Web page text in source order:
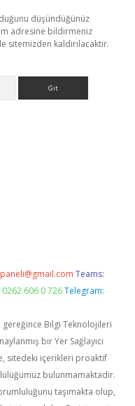
düşündüğünüz
adresine bildirmeniz
kaldırılacaktır.
Teams:
606 0 726 Telegram:
gereğince Bilgi Teknolojileri
bir Yer Sağlayıcı
sitedeki içerikleri proaktif
bulunmamaktadır.
taşımakta olup,